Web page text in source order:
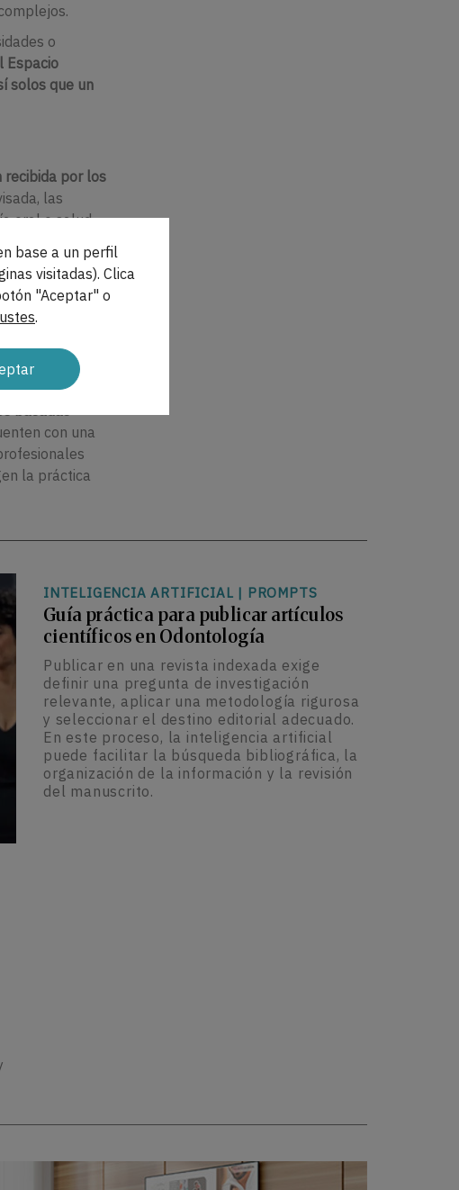
o
Espacio
solos que un
recibida por los
las
oral o salud
la
de
garantías
sino
con una
la práctica
INTELIGENCIA ARTIFICIAL | PROMPTS
Guía práctica para publicar artículos
científicos en Odontología
Publicar en una revista indexada exige
definir una pregunta de investigación
relevante, aplicar una metodología rigurosa
y seleccionar el destino editorial adecuado.
En este proceso, la inteligencia artificial
puede facilitar la búsqueda bibliográfica, la
organización de la información y la revisión
del manuscrito.
base a un perfil
visitadas). Clica
"Aceptar" o
.